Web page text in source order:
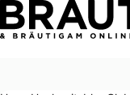
Club of Gents – Die